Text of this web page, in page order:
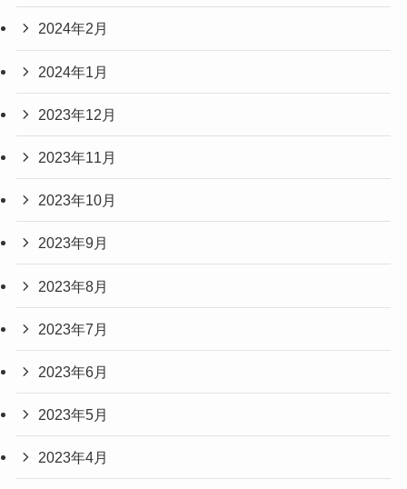
2024年2月
2024年1月
2023年12月
2023年11月
2023年10月
2023年9月
2023年8月
2023年7月
2023年6月
2023年5月
2023年4月